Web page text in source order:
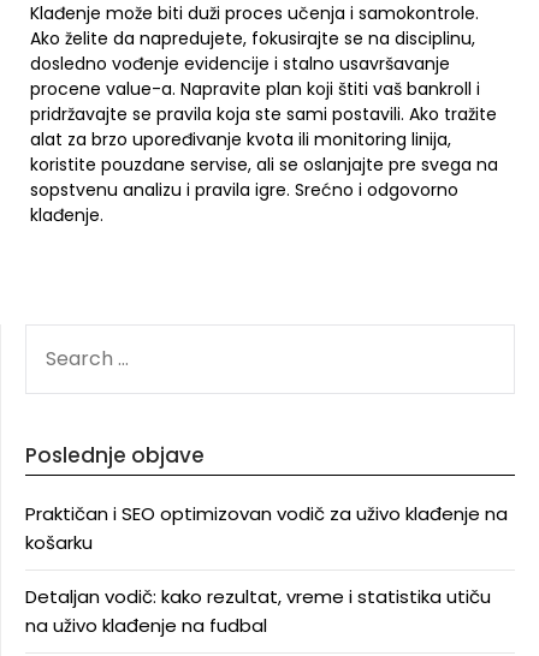
Klađenje može biti duži proces učenja i samokontrole.
Ako želite da napredujete, fokusirajte se na disciplinu,
dosledno vođenje evidencije i stalno usavršavanje
procene value-a. Napravite plan koji štiti vaš bankroll i
pridržavajte se pravila koja ste sami postavili. Ako tražite
alat za brzo upoređivanje kvota ili monitoring linija,
koristite pouzdane servise, ali se oslanjajte pre svega na
sopstvenu analizu i pravila igre. Srećno i odgovorno
klađenje.
FOR:
Poslednje objave
Praktičan i SEO optimizovan vodič za uživo klađenje na
košarku
Detaljan vodič: kako rezultat, vreme i statistika utiču
na uživo klađenje na fudbal